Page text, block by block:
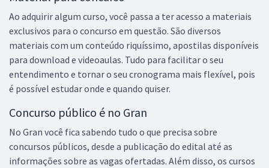
Ao adquirir algum curso, você passa a ter acesso a materiais
exclusivos para o concurso em questão. São diversos
materiais com um conteúdo riquíssimo, apostilas disponíveis
para download e videoaulas. Tudo para facilitar o seu
entendimento e tornar o seu cronograma mais flexível, pois
é possível estudar onde e quando quiser.
Concurso público é no Gran
No Gran você fica sabendo tudo o que precisa sobre
concursos públicos, desde a publicação do edital até as
informações sobre as vagas ofertadas. Além disso, os cursos